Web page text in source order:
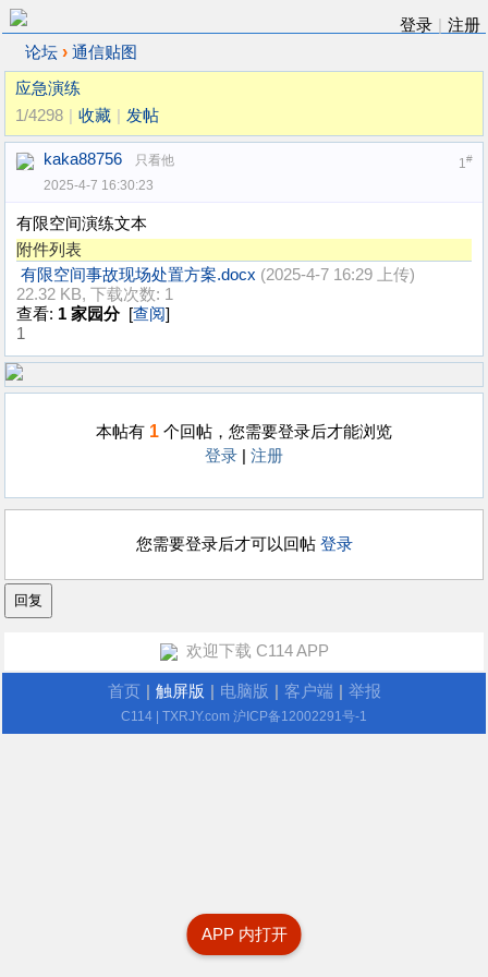
登录
注册
论坛 › 通信贴图
应急演练
1/4298
收藏 发帖
1#
kaka88756
只看他
2025-4-7 16:30:23
有限空间演练文本
附件列表
有限空间事故现场处置方案.docx (2025-4-7 16:29 上传)
22.32 KB, 下载次数: 1
查看: 1 家园分 [查阅]
1
本帖有 1 个回帖，您需要登录后才能浏览
登录
注册
您需要登录后才可以回帖 登录
APP 内打开
欢迎下载 C114 APP
首页 触屏版 电脑版 客户端 举报
C114 | TXRJY.com 沪ICP备12002291号-1